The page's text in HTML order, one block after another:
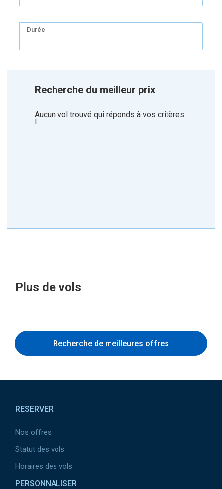
Durée
Recherche du meilleur prix
Aucun vol trouvé qui réponds à vos critères
!
Plus de vols
Recherche de meilleures offres
page
RESERVER
Nos offres
Statut des vols
Horaires des vols
PERSONNALISER